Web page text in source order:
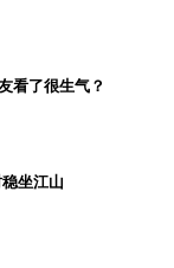
看了很生气？
坐江山